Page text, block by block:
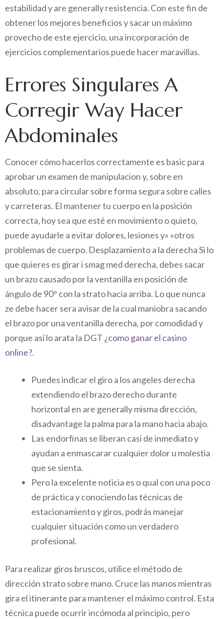
estabilidad y are generally resistencia. Con este fin de
obtener los mejores beneficios y sacar un máximo
provecho de este ejercicio, una incorporación de
ejercicios complementarios puede hacer maravillas.
Errores Singulares A
Corregir Way Hacer
Abdominales
Conocer cómo hacerlos correctamente es basic para
aprobar un examen de manipulacion y, sobre en
absoluto, para circular sobre forma segura sobre calles
y carreteras. El mantener tu cuerpo en la posición
correcta, hoy sea que esté en movimiento o quieto,
puede ayudarle a evitar dolores, lesiones y» «otros
problemas de cuerpo. Desplazamiento a la derecha Si lo
que quieres es girar i smag med derecha, debes sacar
un brazo causado por la ventanilla en posición de
ángulo de 90° con la strato hacia arriba. Lo que nunca
ze debe hacer sera avisar de la cual maniobra sacando
el brazo por una ventanilla derecha, por comodidad y
porque así lo arata la DGT ¿como ganar el casino
online?.
Puedes indicar el giro a los angeles derecha
extendiendo el brazo derecho durante
horizontal en are generally misma dirección,
disadvantage la palma para la mano hacia abajo.
Las endorfinas se liberan casi de inmediato y
ayudan a enmascarar cualquier dolor u molestia
que se sienta.
Pero la excelente noticia es o qual con una poco
de práctica y conociendo las técnicas de
estacionamiento y giros, podrás manejar
cualquier situación como un verdadero
profesional.
Para realizar giros bruscos, utilice el método de
dirección strato sobre mano. Cruce las manos mientras
gira el itinerante para mantener el máximo control. Esta
técnica puede ocurrir incómoda al principio, pero